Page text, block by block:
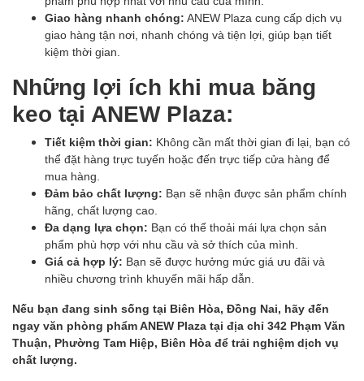
Giao hàng nhanh chóng: ANEW Plaza cung cấp dịch vụ
giao hàng tận nơi, nhanh chóng và tiện lợi, giúp bạn tiết
kiệm thời gian.
Những lợi ích khi mua băng
keo tại ANEW Plaza:
Tiết kiệm thời gian: Không cần mất thời gian đi lại, bạn có
thể đặt hàng trực tuyến hoặc đến trực tiếp cửa hàng để
mua hàng.
Đảm bảo chất lượng: Bạn sẽ nhận được sản phẩm chính
hãng, chất lượng cao.
Đa dạng lựa chọn: Bạn có thể thoải mái lựa chọn sản
phẩm phù hợp với nhu cầu và sở thích của mình.
Giá cả hợp lý: Bạn sẽ được hưởng mức giá ưu đãi và
nhiều chương trình khuyến mãi hấp dẫn.
Nếu bạn đang sinh sống tại Biên Hòa, Đồng Nai, hãy đến
ngay văn phòng phẩm ANEW Plaza tại địa chỉ 342 Phạm Văn
Thuận, Phường Tam Hiệp, Biên Hòa để trải nghiệm dịch vụ
chất lượng.